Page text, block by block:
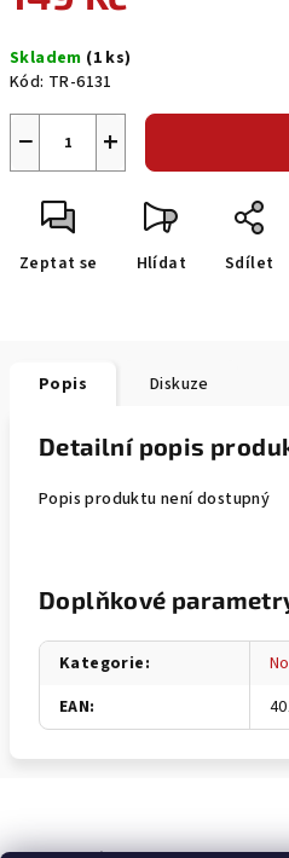
cena:
Skladem (1 ks)
Kód: TR-6131
+
−
Zeptat se Hlídat Sdílet
Popis Diskuze
Detailní popis
Popis produktu není dostupný
Doplňkové
Kategorie:
EAN: